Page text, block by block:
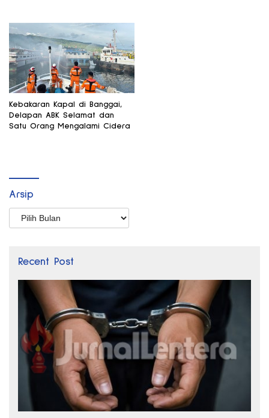
Kebakaran Kapal di Banggai,
Delapan ABK Selamat dan
Satu Orang Mengalami Cidera
Arsip
Arsip
Recent Post